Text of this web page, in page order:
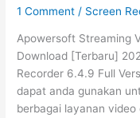
1 Comment / Screen
Apowersoft Streaming
Download [Terbaru]
Recorder 6.4.9 Full
dapat anda gunakan
berbagai layanan